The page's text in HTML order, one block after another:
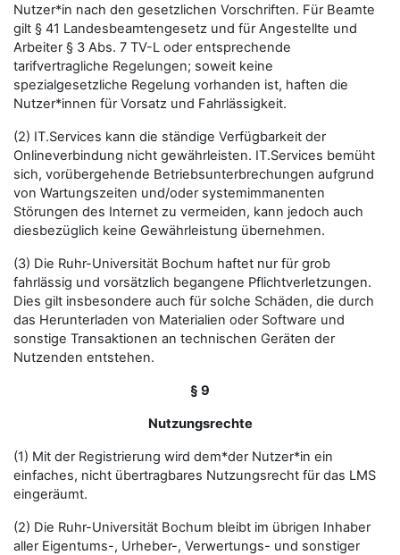
Nutzer*in nach den gesetzlichen Vorschriften. Für Beamte
gilt § 41 Landesbeamtengesetz und für Angestellte und
Arbeiter § 3 Abs. 7 TV-L oder entsprechende
tarifvertragliche Regelungen; soweit keine
spezialgesetzliche Regelung vorhanden ist, haften die
Nutzer*innen für Vorsatz und Fahrlässigkeit.
(2) IT.Services kann die ständige Verfügbarkeit der
Onlineverbindung nicht gewährleisten. IT.Services bemüht
sich, vorübergehende Betriebsunterbrechungen aufgrund
von Wartungszeiten und/oder systemimmanenten
Störungen des Internet zu vermeiden, kann jedoch auch
diesbezüglich keine Gewährleistung übernehmen.
(3) Die Ruhr-Universität Bochum haftet nur für grob
fahrlässig und vorsätzlich begangene Pflichtverletzungen.
Dies gilt insbesondere auch für solche Schäden, die durch
das Herunterladen von Materialien oder Software und
sonstige Transaktionen an technischen Geräten der
Nutzenden entstehen.
§ 9
Nutzungsrechte
(1) Mit der Registrierung wird dem*der Nutzer*in ein
einfaches, nicht übertragbares Nutzungsrecht für das LMS
eingeräumt.
(2) Die Ruhr-Universität Bochum bleibt im übrigen Inhaber
aller Eigentums-, Urheber-, Verwertungs- und sonstiger